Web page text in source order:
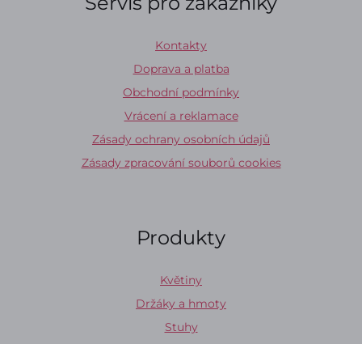
Kontakty
Doprava a platba
Obchodní podmínky
Vrácení a reklamace
Zásady ochrany osobních údajů
Zásady zpracování souborů cookies
Produkty
Květiny
Držáky a hmoty
Stuhy